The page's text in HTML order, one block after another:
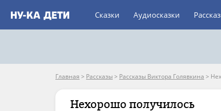
Сказки Аудиосказки
Главная > Рассказы > Рассказы Виктора Голявкина >
Нехорошо получилось